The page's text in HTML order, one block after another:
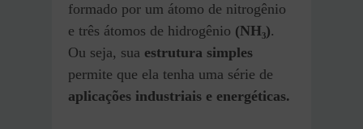
formado por um átomo de nitrogênio
e três átomos de hidrogênio (NH₃).
Ou seja, sua estrutura simples
permite que ela tenha uma série de
aplicações industriais e energéticas.